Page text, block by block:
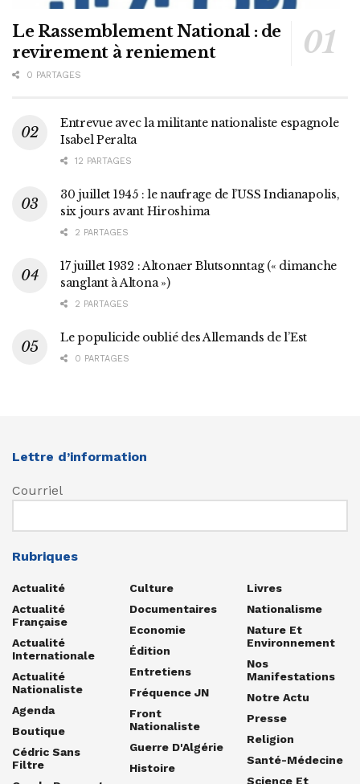
Le Rassemblement National : de
revirement à reniement
0 PARTAGES
Entrevue avec la militante nationaliste espagnole
Isabel Peralta
12 PARTAGES
30 juillet 1945 : le naufrage de l’USS Indianapolis,
six jours avant Hiroshima
2 PARTAGES
17 juillet 1932 : Altonaer Blutsonntag (« dimanche
sanglant à Altona »)
2 PARTAGES
Le populicide oublié des Allemands de l’Est
0 PARTAGES
Lettre d’information
Courriel
Rubriques
Actualité
Actualité
Française
Actualité
Internationale
Actualité
Nationaliste
Agenda
Boutique
Cédric Sans
Filtre
Culture
Documentaires
Economie
Édition
Entretiens
Fréquence JN
Front
Nationaliste
Guerre D'Algérie
Histoire
Livres
Nationalisme
Nature Et
Environnement
Nos
Manifestations
Notre Actu
Presse
Religion
Santé-Médecine
Science Et